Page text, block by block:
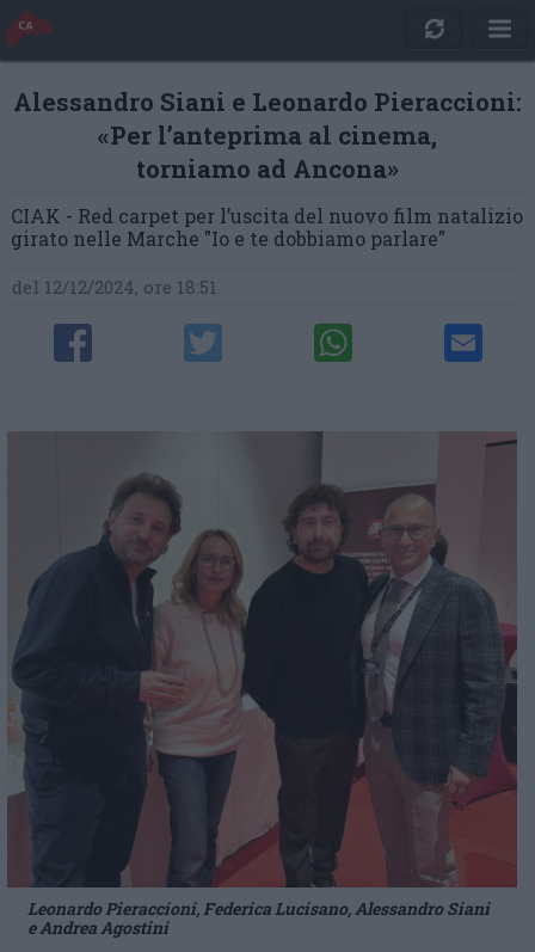
Alessandro Siani e Leonardo Pieraccioni:
«Per l’anteprima al cinema,
torniamo ad Ancona»
CIAK - Red carpet per l’uscita del nuovo film natalizio
girato nelle Marche "Io e te dobbiamo parlare"
del 12/12/2024, ore 18:51
Leonardo Pieraccioni, Federica Lucisano, Alessandro Siani
e Andrea Agostini